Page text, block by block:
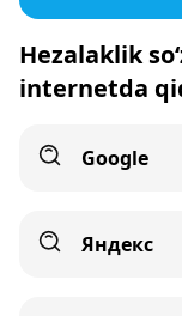
Hezalaklik
internetda
Google
Яндекс